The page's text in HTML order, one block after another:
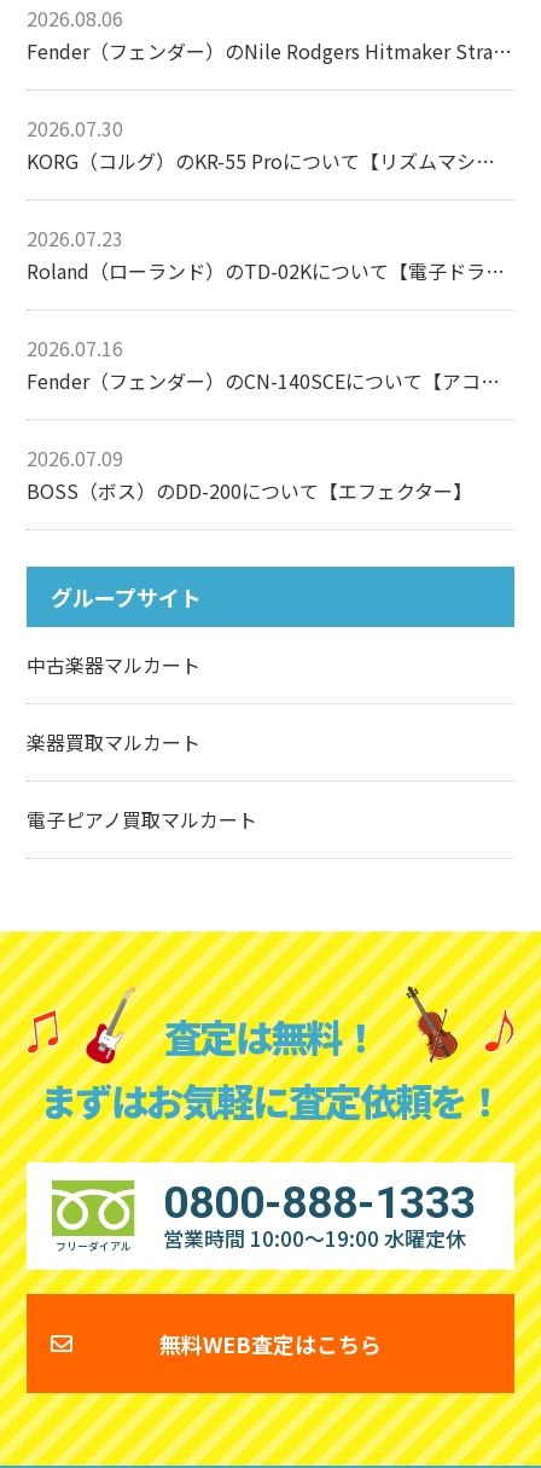
2026.08.06
Fender（フェンダー）のNile Rodgers Hitmaker Stratocasterについて【エレキギター】
2026.07.30
KORG（コルグ）のKR-55 Proについて【リズムマシン】
2026.07.23
Roland（ローランド）のTD-02Kについて【電子ドラム】
2026.07.16
Fender（フェンダー）のCN-140SCEについて【アコースティックギター】
2026.07.09
BOSS（ボス）のDD-200について【エフェクター】
グループサイト
中古楽器マルカート
楽器買取マルカート
電子ピアノ買取マルカート
査定は無料！
まずはお気軽に査定依頼を！
フリーダイアル
0800-888-1333
営業時間 10:00～19:00 水曜定休
無料WEB査定はこちら